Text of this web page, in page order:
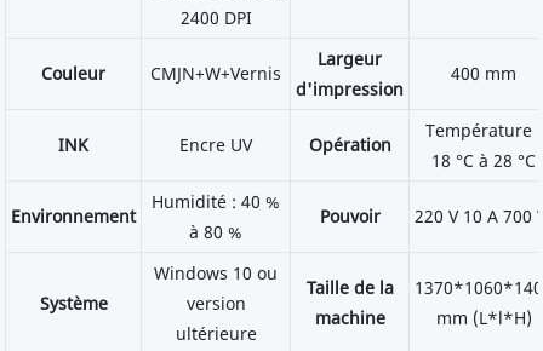
2400 DPI
Couleur CMJN+W+Vernis
Largeur
d'impression
400 mm
INK Encre UV Opération
Température :
18 °C à 28 °C
Environnement
Humidité : 40 %
à 80 %
Pouvoir 220 V 10 A 700
Système
Windows 10 ou
version
ultérieure
Taille de la
machine
mm (L*l*H)